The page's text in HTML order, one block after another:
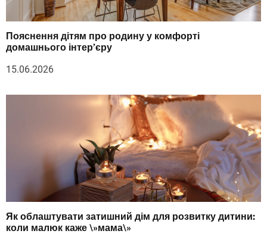
Пояснення дітям про родину у комфорті
домашнього інтер’єру
15.06.2026
Як облаштувати затишний дім для розвитку дитини:
коли малюк каже \»мама\»